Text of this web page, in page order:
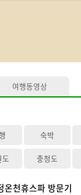
여행동영상
숙박
도 충청도
기